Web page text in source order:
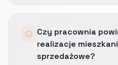
przejście do
wzmacniane strony
widoczność tam, gdzie
Czy pracownia
realizacje
sprzedażowe?